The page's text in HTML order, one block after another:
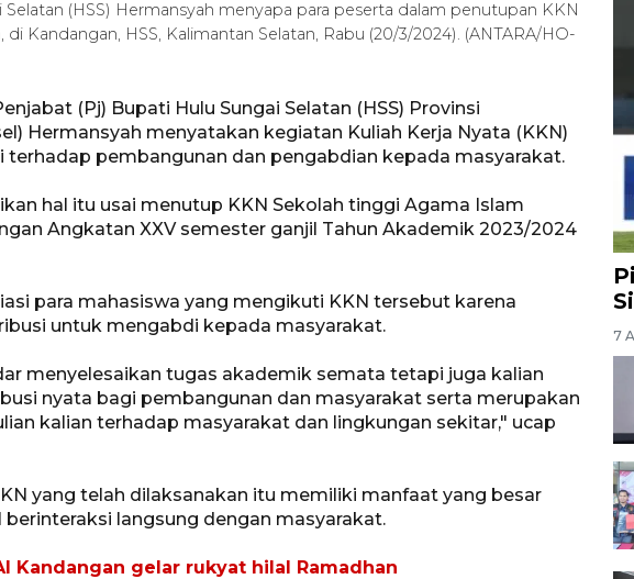
(HSS) Hermansyah menyapa para peserta dalam penutupan KKN
Kandangan, HSS, Kalimantan Selatan, Rabu (20/3/2024). (ANTARA/HO-
(Pj) Bupati Hulu Sungai Selatan (HSS) Provinsi
Hermansyah menyatakan kegiatan Kuliah Kerja Nyata (KKN)
pembangunan dan pengabdian kepada masyarakat.
hal itu usai menutup KKN Sekolah tinggi Agama Islam
Angkatan XXV semester ganjil Tahun Akademik 2023/2024
para mahasiswa yang mengikuti KKN tersebut karena
untuk mengabdi kepada masyarakat.
menyelesaikan tugas akademik semata tetapi juga kalian
nyata bagi pembangunan dan masyarakat serta merupakan
kalian terhadap masyarakat dan lingkungan sekitar," ucap
yang telah dilaksanakan itu memiliki manfaat yang besar
berinteraksi langsung dengan masyarakat.
Kandangan gelar rukyat hilal Ramadhan
7